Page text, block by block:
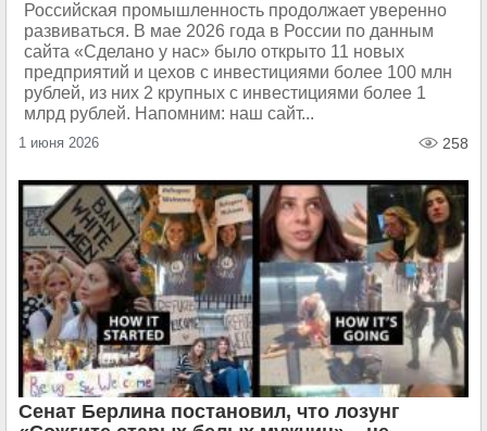
Российская промышленность продолжает уверенно
развиваться. В мае 2026 года в России по данным
сайта «Сделано у нас» было открыто 11 новых
предприятий и цехов с инвестициями более 100 млн
рублей, из них 2 крупных с инвестициями более 1
млрд рублей. Напомним: наш сайт...
1 июня 2026 258
Сенат Берлина постановил, что лозунг